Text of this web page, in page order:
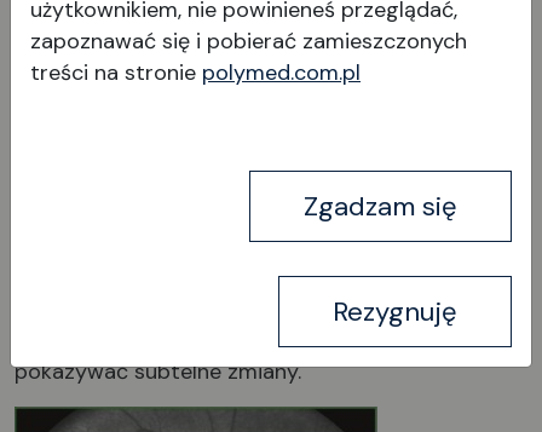
wczesnych oznak zmian siatkówki.
Segmentacja DL, na którą mniejszy wpływ
ma zmiana chorobowa lub kontrast
obrazu, wykrywa krawędź każdej warstwy
na obrazie B-scan. W oparciu o tę wysoce
precyzyjną segmentację mapa SN może
pokazywać subtelne zmiany.
użytkownikiem, nie powinieneś przeglądać,
zapoznawać się i pobierać zamieszczonych
treści na stronie polymed.com.pl
Zgadzam się
Rezygnuję